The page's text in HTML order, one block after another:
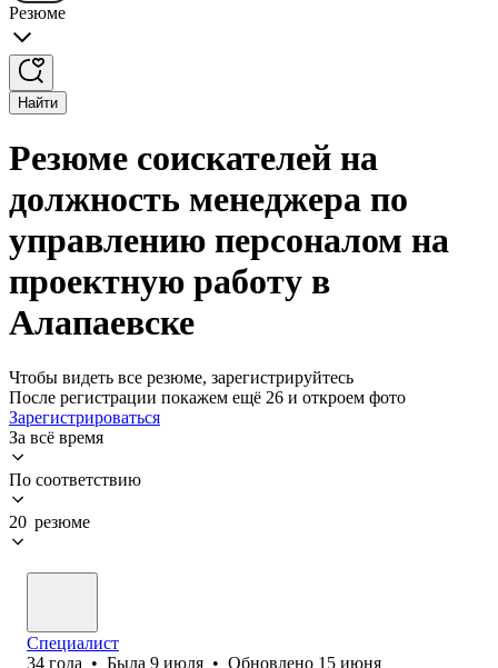
Резюме
Найти
Резюме соискателей на
должность менеджера по
управлению персоналом на
проектную работу в
Алапаевске
Чтобы видеть все резюме, зарегистрируйтесь
После регистрации покажем ещё 26 и откроем фото
Зарегистрироваться
За всё время
По соответствию
20 резюме
Специалист
34 года • Была 9 июля • Обновлено 15 июня